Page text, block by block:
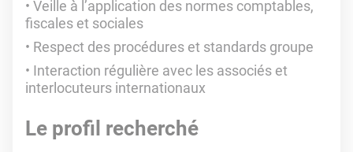
Veille à l’application des normes comptables,
fiscales et sociales
Respect des procédures et standards groupe
Interaction régulière avec les associés et
interlocuteurs internationaux
Le profil recherché